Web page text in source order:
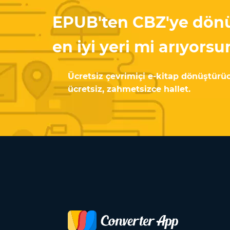
EPUB'ten CBZ'ye
en iyi yeri mi
Ücretsiz çevrimiçi e-kitap
ücretsiz, zahmetsizce hallet.